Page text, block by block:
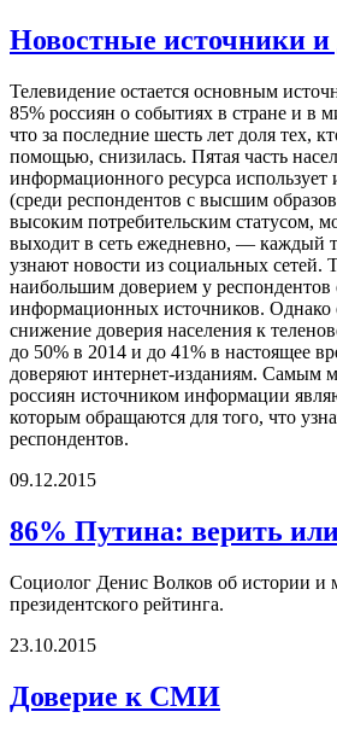
Новостные источники и
Телевидение остается основным
85% россиян о событиях в стране и в
что за последние шесть лет доля тех,
помощью, снизилась. Пятая часть
информационного ресурса использует
(среди респондентов с высшим
высоким потребительским статусом,
выходит в сеть ежедневно, — каждый
узнают новости из социальных сетей.
наибольшим доверием у респондентов
информационных источников. Однако
снижение доверия населения к
до 50% в 2014 и до 41% в настоящее
доверяют интернет-изданиям. Самым
россиян источником информации
которым обращаются для того, что
респондентов.
09.12.2015
86% Путина: верить
Социолог Денис Волков об истории и
президентского рейтинга.
23.10.2015
Доверие к СМИ